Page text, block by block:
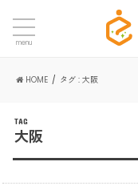
menu
HOME タグ : 大阪
TAG
大阪